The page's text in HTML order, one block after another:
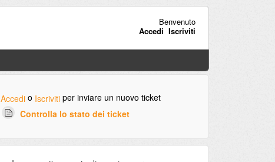
Benvenuto
Accedi Iscriviti
Accedio Iscrivitiper inviare un nuovo ticket
Controlla lo stato dei ticket